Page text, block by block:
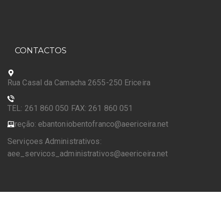
CONTACTOS
Rua Casal da Camacha 2655-250 Ericeira
TEL: 261 860 050 FAX: 261 860 051
Direção: ebantoniobentofranco@aeericeira.net
Serviçoes Administrativos:
aee_servicos_administrativos@aeericeira.net